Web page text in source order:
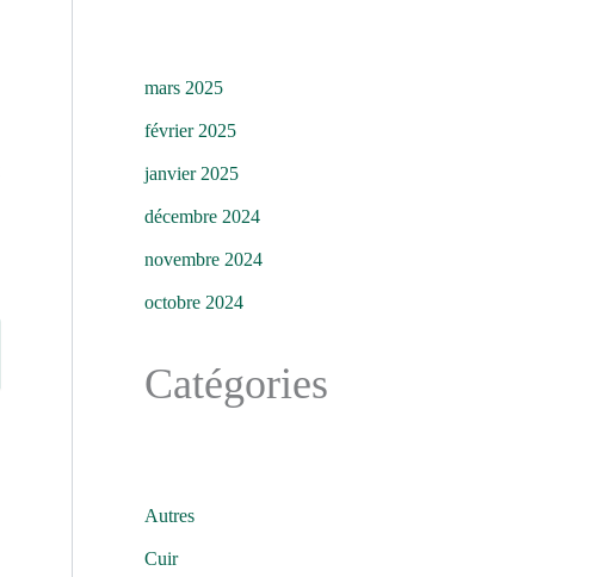
mars 2025
février 2025
janvier 2025
décembre 2024
novembre 2024
octobre 2024
Catégories
Autres
Cuir